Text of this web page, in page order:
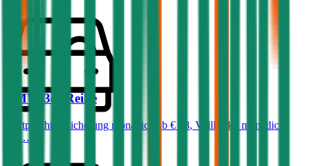
BMW 3er-Reihe
Haftpflichtversicherung monatlich ab € 68, Vollkasko monatlich
ab …